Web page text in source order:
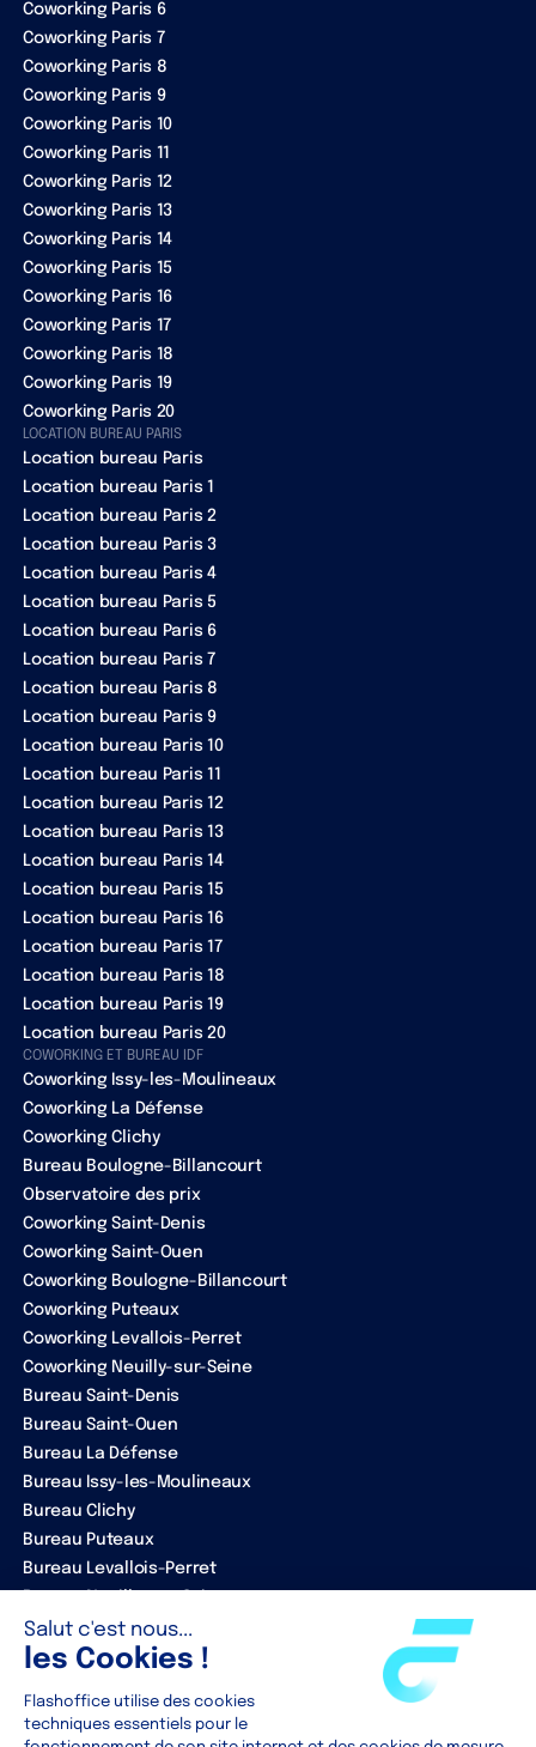
Coworking Paris 6
Coworking Paris 7
Coworking Paris 8
Coworking Paris 9
Coworking Paris 10
Coworking Paris 11
Coworking Paris 12
Coworking Paris 13
Coworking Paris 14
Coworking Paris 15
Coworking Paris 16
Coworking Paris 17
Coworking Paris 18
Coworking Paris 19
Coworking Paris 20
LOCATION BUREAU PARIS
Location bureau Paris
Location bureau Paris 1
Location bureau Paris 2
Location bureau Paris 3
Location bureau Paris 4
Location bureau Paris 5
Location bureau Paris 6
Location bureau Paris 7
Location bureau Paris 8
Location bureau Paris 9
Location bureau Paris 10
Location bureau Paris 11
Location bureau Paris 12
Location bureau Paris 13
Location bureau Paris 14
Location bureau Paris 15
Location bureau Paris 16
Location bureau Paris 17
Location bureau Paris 18
Location bureau Paris 19
Location bureau Paris 20
COWORKING ET BUREAU IDF
Coworking Issy-les-Moulineaux
Coworking La Défense
Coworking Clichy
Bureau Boulogne-Billancourt
Observatoire des prix
Coworking Saint-Denis
Coworking Saint-Ouen
Coworking Boulogne-Billancourt
Coworking Puteaux
Coworking Levallois-Perret
Coworking Neuilly-sur-Seine
Bureau Saint-Denis
Bureau Saint-Ouen
Bureau La Défense
Bureau Issy-les-Moulineaux
Bureau Clichy
Bureau Puteaux
Bureau Levallois-Perret
ENTREPRISE
Notre équipe
Nos partenaires
Clients
Contact